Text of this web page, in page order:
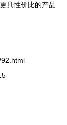
具性价比的产品
92.html